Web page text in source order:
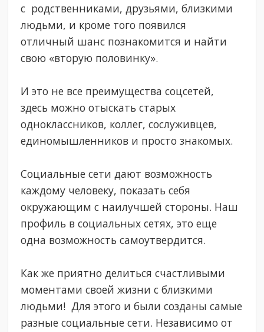
с родственниками, друзьями, близкими
людьми, и кроме того появился
отличный шанс познакомится и найти
свою «вторую половинку».
И это не все преимущества соцсетей,
здесь можно отыскать старых
одноклассников, коллег, сослуживцев,
единомышленников и просто знакомых.
Социальные сети дают возможность
каждому человеку, показать себя
окружающим с наилучшей стороны. Наш
профиль в социальных сетях, это еще
одна возможность самоутвердится.
Как же приятно делиться счастливыми
моментами своей жизни с близкими
людьми! Для этого и были созданы самые
разные социальные сети. Независимо от